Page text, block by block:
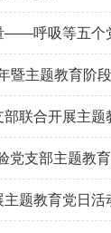
——呼吸等五
暨主题教育阶
联合开展主题
党支部主题教
题教育党日活